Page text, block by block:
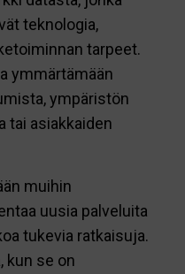
teknologia,
tarpeet.
ymmärtämään
ympäristön
tai asiakkaiden
muihin
uusia palveluita
tukevia ratkaisuja.
kun se on